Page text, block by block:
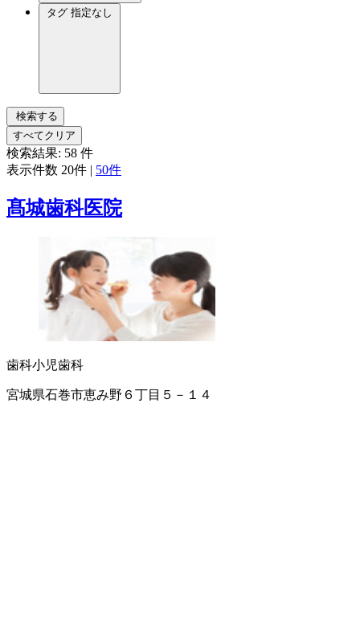
タグ 指定なし
検索する
すべてクリア
検索結果: 58 件
表示件数 20件 | 50件
髙城歯科医院
歯科小児歯科
宮城県石巻市恵み野６丁目５－１４